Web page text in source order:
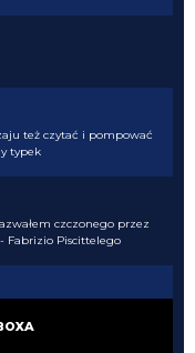
też czytać i pompować
typek
czczonego przez
Fabrizio Piscittelego